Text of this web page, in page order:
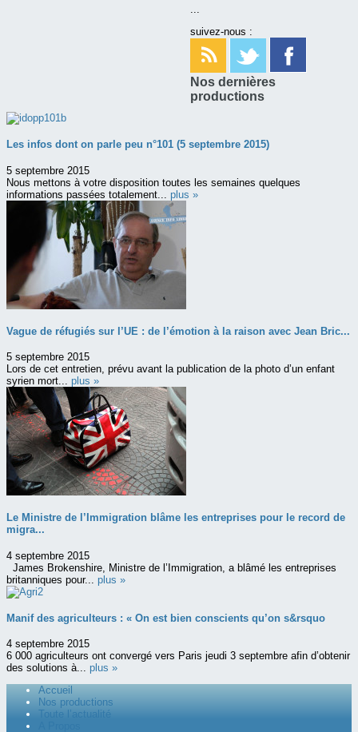
...
suivez-nous :
Nos dernières
productions
Les infos dont on parle peu n°101 (5 septembre 2015)
5 septembre 2015
Nous mettons à votre disposition toutes les semaines quelques
informations passées totalement... plus »
Vague de réfugiés sur l’UE : de l’émotion à la raison avec Jean Bric...
5 septembre 2015
Lors de cet entretien, prévu avant la publication de la photo d’un enfant
syrien mort... plus »
Le Ministre de l’Immigration blâme les entreprises pour le record de
migra...
4 septembre 2015
James Brokenshire, Ministre de l’Immigration, a blâmé les entreprises
britanniques pour... plus »
Manif des agriculteurs : « On est bien conscients qu’on s&rsquo
4 septembre 2015
6 000 agriculteurs ont convergé vers Paris jeudi 3 septembre afin d’obtenir
des solutions à... plus »
Accueil
Nos productions
Toute l’actualité